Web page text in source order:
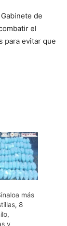
de
el
para evitar que
más
8
y